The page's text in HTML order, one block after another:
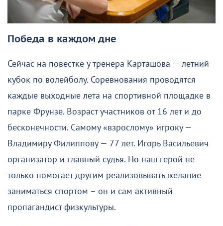
Победа в каждом дне
Сейчас на повестке у тренера Карташова — летний
кубок по волейболу. Соревнования проводятся
каждые выходные лета на спортивной площадке в
парке Фрунзе. Возраст участников от 16 лет и до
бесконечности. Самому «взрослому» игроку —
Владимиру Филиппову — 77 лет. Игорь Васильевич
организатор и главный судья. Но наш герой не
только помогает другим реализовывать желание
заниматься спортом – он и сам активный
пропагандист физкультуры.